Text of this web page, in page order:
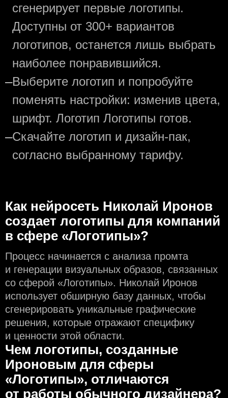
сгенерирует первые логотипы.
Доступны от 300+ вариантов
логотипов, останется лишь выбрать
наиболее понравившийся.
—Выберите логотип и попробуйте
поменять настройки: изменив цвета,
шрифт. Логотип Логотипы готов.
—Скачайте логотип и дизайн-пак,
согласно выбранному тарифу.
Как нейросеть Николай Иронов
создаeт логотипы для компаний
в сфере «Логотипы»?
Процесс начинается с анализа промта
и генерации визуальных образов, связанных
со сферой «Логотипы». Николай Иронов
использует обширную базу данных, чтобы
сгенерировать уникальные графические
решения, которые отражают специфику
и ценности этой области.
Чем логотипы, созданные
Ироновым для сферы
«Логотипы», отличаются
от работы обычного дизайнера?